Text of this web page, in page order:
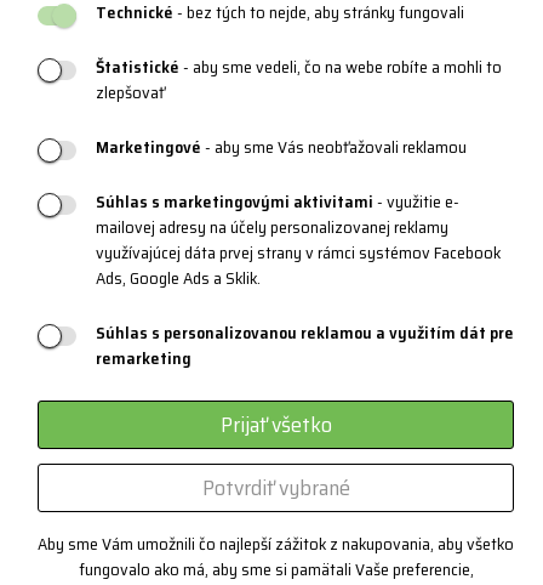
Aby sme Vám umožnili čo najlepší zážitok z nakupovania, aby všetko
fungovalo ako má, aby sme si pamätali Vaše preferencie,
Technické- bez tých to nejde, aby stránky fungovali
Štatistické- aby sme vedeli, čo na webe robíte a mohli to
zlepšovať
Marketingové- aby sme Vás neobťažovali reklamou
Súhlas s marketingovými aktivitami- využitie e-
mailovej adresy na účely personalizovanej reklamy
využívajúcej dáta prvej strany v rámci systémov Facebook
Ads, Google Ads a Sklik.
Súhlas s personalizovanou reklamou a využitím dát pre
remarketing
Potvrdiť vybrané
Prijať všetko
Katalógy a logy
Blog
PRODUKTOVÁ PODPORA
Veľkostné tabuľky
Údržba oblečenia
Materiály a technológie
Systém 3 vrstiev
Certifikáty
Zákazková výroba
Kontakt